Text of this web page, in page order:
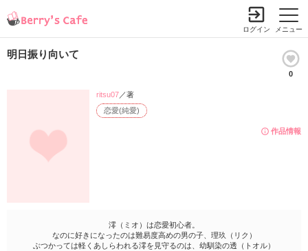
メニュー
ログイン
明日振り向いて
0
作品情報
恋愛(純愛)
ritsu07／著
澪（ミオ）は恋愛初心者。
なのに好きになったのは難易度高めの男の子、理玖（リク）
ぶつかっては軽くあしらわれる澪を見守るのは、幼馴染の透（トオル）